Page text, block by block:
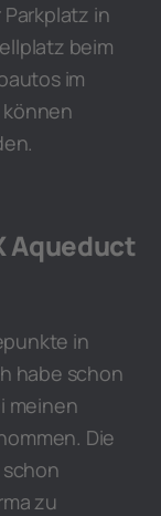
in
beim
im
Aqueduct
in
habe schon
meinen
Die
schon
zu